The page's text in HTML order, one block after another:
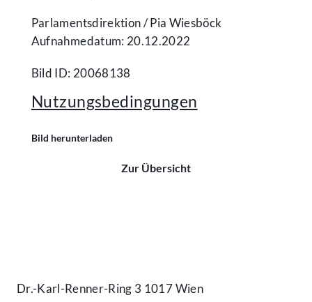
Parlamentsdirektion /​ Pia Wiesböck
Aufnahmedatum: 20.12.2022
Bild ID: 20068138
Nutzungsbedingungen
Bild herunterladen
Zur Übersicht
Dr.-Karl-Renner-Ring 3 1017 Wien